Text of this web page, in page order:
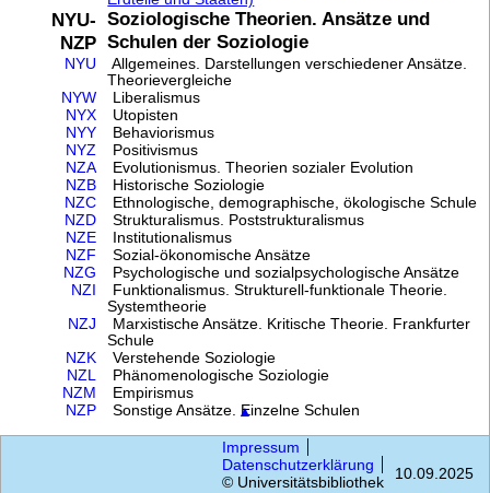
NYU-
NZP
Soziologische Theorien. Ansätze und
Schulen der Soziologie
NYU
Allgemeines. Darstellungen verschiedener Ansätze.
Theorievergleiche
NYW
Liberalismus
NYX
Utopisten
NYY
Behaviorismus
NYZ
Positivismus
NZA
Evolutionismus. Theorien sozialer Evolution
NZB
Historische Soziologie
NZC
Ethnologische, demographische, ökologische Schule
NZD
Strukturalismus. Poststrukturalismus
NZE
Institutionalismus
NZF
Sozial-ökonomische Ansätze
NZG
Psychologische und sozialpsychologische Ansätze
NZI
Funktionalismus. Strukturell-funktionale Theorie.
Systemtheorie
NZJ
Marxistische Ansätze. Kritische Theorie. Frankfurter
Schule
NZK
Verstehende Soziologie
NZL
Phänomenologische Soziologie
NZM
Empirismus
NZP
Sonstige Ansätze. Einzelne Schulen
Impressum
Datenschutzerklärung
© Universitätsbibliothek
10.09.2025
▲